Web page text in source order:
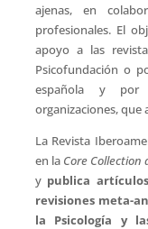
ajenas, en
profesionales. El
apoyo a las
Psicofundación o
española y por
organizaciones, que
La Revista
en la Core Collection
y publica
revisiones meta-
la Psicología y